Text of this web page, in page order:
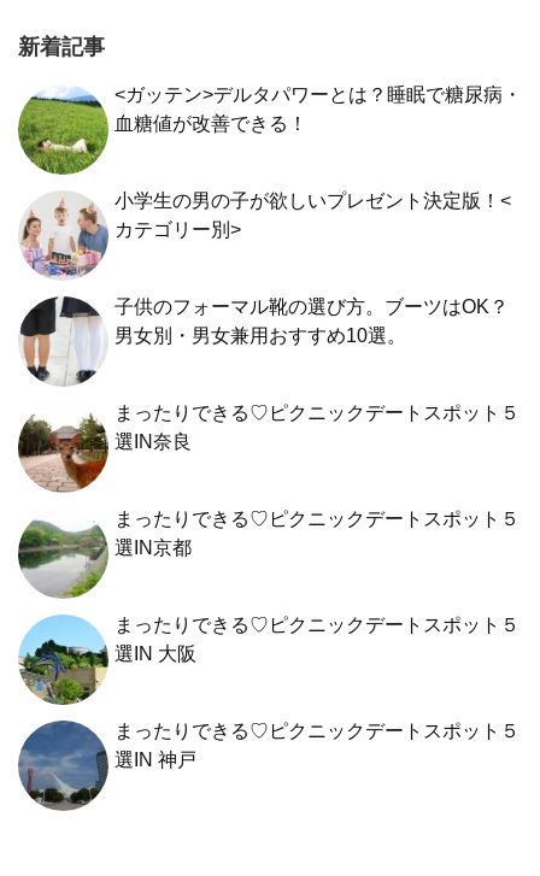
新着記事
<ガッテン>デルタパワーとは？睡眠で糖尿病・
血糖値が改善できる！
小学生の男の子が欲しいプレゼント決定版！<
カテゴリー別>
子供のフォーマル靴の選び方。ブーツはOK？
男女別・男女兼用おすすめ10選。
まったりできる♡ピクニックデートスポット５
選IN奈良
まったりできる♡ピクニックデートスポット５
選IN京都
まったりできる♡ピクニックデートスポット５
選IN 大阪
まったりできる♡ピクニックデートスポット５
選IN 神戸